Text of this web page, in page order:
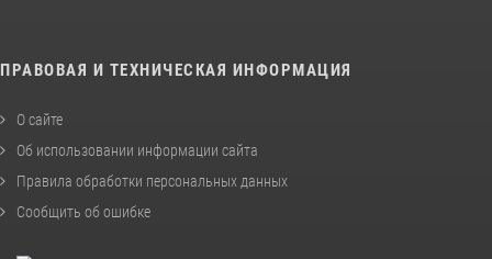
ПРАВОВАЯ И ТЕХНИЧЕСКАЯ ИНФОРМАЦИЯ
О сайте
Об использовании информации сайта
Правила обработки персональных данных
Сообщить об ошибке